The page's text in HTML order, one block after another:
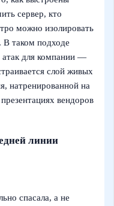
сервер, кто
можно изолировать
В таком подходе
для компании —
слой живых
натренированной на
вендоров
линии
спасала, а не